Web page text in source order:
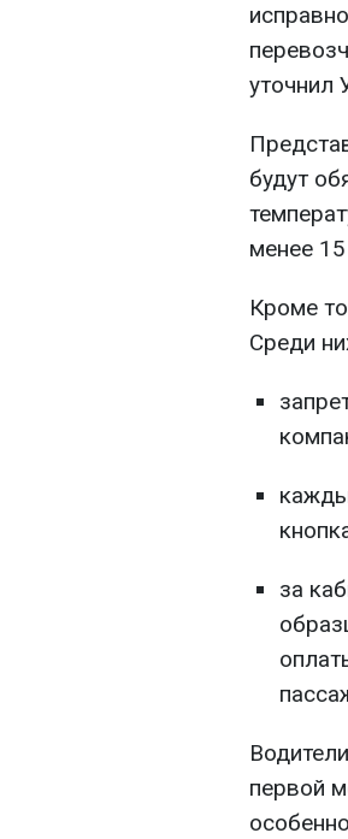
уточнил
будут
менее
Кроме
Среди
за
первой